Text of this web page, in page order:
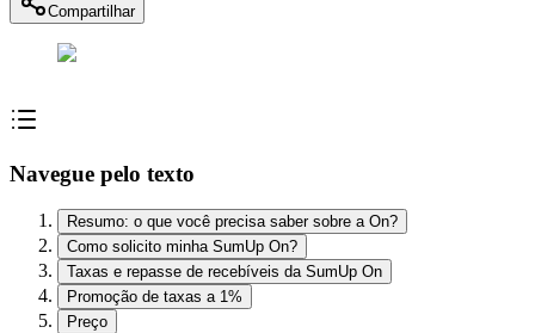
Compartilhar
Navegue pelo texto
Resumo: o que você precisa saber sobre a On?
Como solicito minha SumUp On?
Taxas e repasse de recebíveis da SumUp On
Promoção de taxas a 1%
Preço